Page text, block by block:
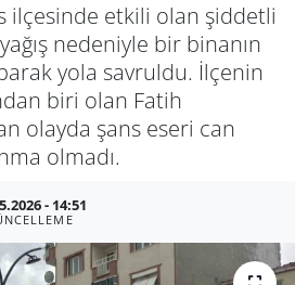
ilçesinde etkili olan şiddetli
nedeniyle bir binanın
yola savruldu. İlçenin
biri olan Fatih
olayda şans eseri can
olmadı.
- 14:51